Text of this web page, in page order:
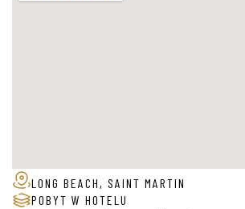
LONG BEACH, SAINT MARTIN
POBYT W HOTELU